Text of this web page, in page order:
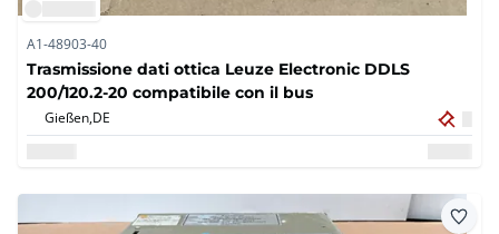
A1-48903-40
Trasmissione dati ottica Leuze Electronic DDLS
200/120.2-20 compatibile con il bus
Gießen,DE